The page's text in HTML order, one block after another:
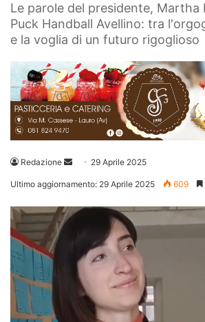
Le parole del presidente, Martha
Puck Handball Avellino: tra
e la voglia di un futuro rigoglioso
Redazione
Invia 29 Aprile 2025
Ultimo aggiornamento: 29 Aprile 2025 609